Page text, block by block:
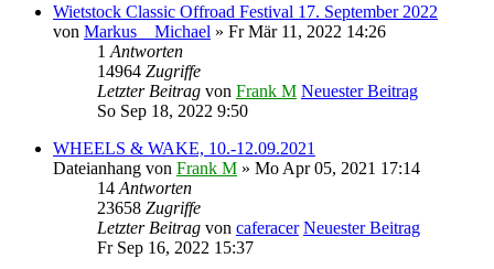
Wietstock Classic Offroad Festival 17. September 2022
von Markus__Michael » Fr Mär 11, 2022 14:26
1 Antworten
14964 Zugriffe
Letzter Beitrag von Frank M Neuester Beitrag
So Sep 18, 2022 9:50
WHEELS & WAKE, 10.-12.09.2021
Dateianhang von Frank M » Mo Apr 05, 2021 17:14
14 Antworten
23658 Zugriffe
Letzter Beitrag von caferacer Neuester Beitrag
Fr Sep 16, 2022 15:37